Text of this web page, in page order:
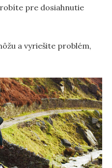
pre dosiahnutie
a vyriešite problém,